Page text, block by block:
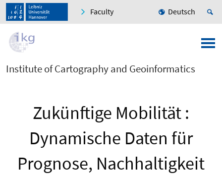
Faculty Deutsch
Institute of Cartography and Geoinformatics
Zukünftige Mobilität :
Dynamische Daten für
Prognose, Nachhaltigkeit